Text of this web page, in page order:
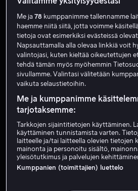
Gore
Tuottaja Ohjaaja
Alk. 4,99 € Alk.
Me ja78 kumppanimme tallennamme
haemme niitä siitä, jotta voimme
tietoja ovat esimerkiksi evästeissä
Napsauttamalla alla olevaa linkkiä voit
valintojasi, kuten kieltää oikeutettujen
tehdä tämän myös myöhemmin
sivullamme. Valintasi välitetään
vaikuta selaustietoihin.
Me ja kumppanimme
tarjotaksemme:
Tarkkojen sijaintitietojen käyttäminen.
käyttäminen tunnistamista varten.
laitteelle ja/tai laitteella olevien tietojen
mainonta ja personoitu sisältö,
yleisötutkimus ja palvelujen
Kumppanien (toimittajien) luettelo